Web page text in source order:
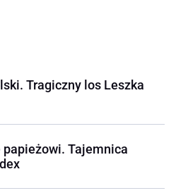
Tragiczny los Leszka
papieżowi. Tajemnica